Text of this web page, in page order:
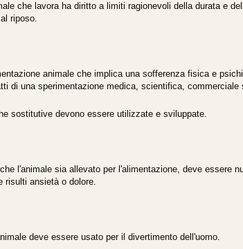
che lavora ha diritto a limiti ragionevoli della durata e
riposo.
animale che implica una sofferenza fisica e
di una sperimentazione medica, scientifica, commerciale
sostitutive devono essere utilizzate e sviluppate.
l'animale sia allevato per l'alimentazione, deve essere
risulti ansietà o dolore.
deve essere usato per il divertimento dell'uomo.